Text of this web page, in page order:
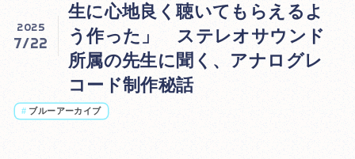
生に心地良く聴いてもらえるよ
う作った」 ステレオサウンド
所属の先生に聞く、アナログレ
コード制作秘話
2025
7/22
# ブルーアーカイブ